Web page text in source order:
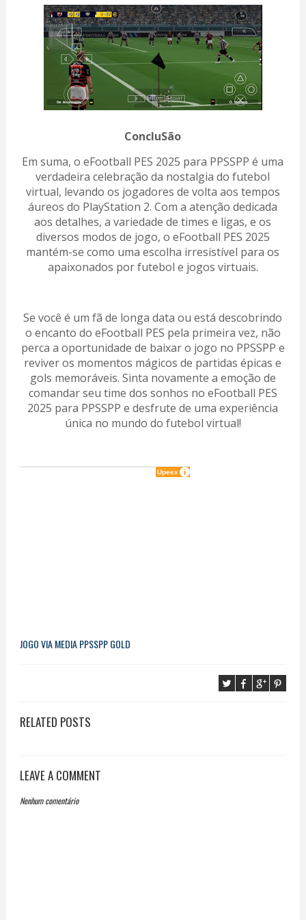
ConcluSão
Em suma, o eFootball PES 2025 para PPSSPP é uma
verdadeira celebração da nostalgia do futebol
virtual, levando os jogadores de volta aos tempos
áureos do PlayStation 2. Com a atenção dedicada
aos detalhes, a variedade de times e ligas, e os
diversos modos de jogo, o eFootball PES 2025
mantém-se como uma escolha irresistível para os
apaixonados por futebol e jogos virtuais.
Se você é um fã de longa data ou está descobrindo
o encanto do eFootball PES pela primeira vez, não
perca a oportunidade de baixar o jogo no PPSSPP e
reviver os momentos mágicos de partidas épicas e
gols memoráveis. Sinta novamente a emoção de
comandar seu time dos sonhos no eFootball PES
2025 para PPSSPP e desfrute de uma experiência
única no mundo do futebol virtual!
JOGO VIA MEDIAPPSSPP GOLD
RELATED POSTS
LEAVE A COMMENT
Nenhum comentário